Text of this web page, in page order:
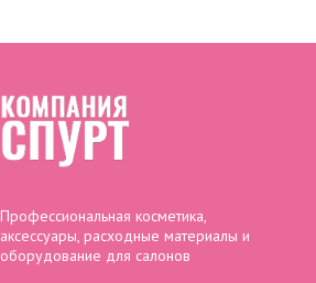
Профессиональная косметика,
аксессуары, расходные материалы и
оборудование для салонов